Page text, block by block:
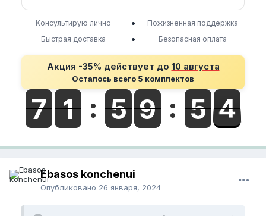
Консультирую лично •
Пожизненная поддержка
Быстрая доставка
• Безопасная оплата
Акция -35% действует до 10 августа
Осталось всего 5 комплектов
Ebasos konchenui
Опубликовано 26 января, 2024